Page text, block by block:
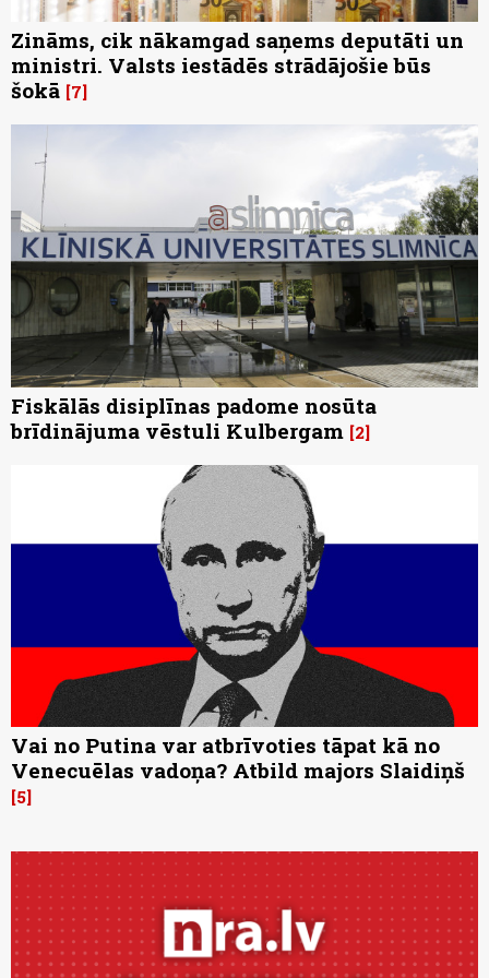
Zināms, cik nākamgad saņems deputāti un
ministri. Valsts iestādēs strādājošie būs
šokā 7
Fiskālās disiplīnas padome nosūta
brīdinājuma vēstuli Kulbergam 2
Vai no Putina var atbrīvoties tāpat kā no
Venecuēlas vadoņa? Atbild majors Slaidiņš
5